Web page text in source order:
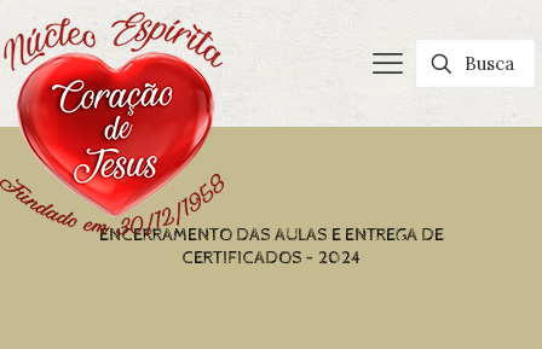
ENCERRAMENTO DAS AULAS E ENTREGA DE
CERTIFICADOS – 2024